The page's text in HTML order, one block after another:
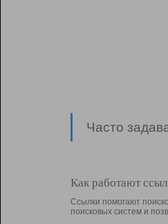
Часто
Как работают
Ссылки помогают
поисковых систем и